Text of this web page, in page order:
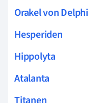
Orakel von Delphi
Hesperiden
Hippolyta
Atalanta